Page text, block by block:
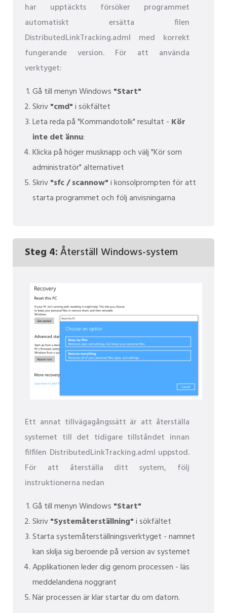
har upptäckts försöker programmet
automatiskt ersätta filen
DistributedLinkTracking.adml med korrekt
fungerande version. För att använda
verktyget:
Gå till menyn Windows "Start"
Skriv"cmd"i sökfältet
Leta reda på "Kommandotolk" resultat - Kör
inte det ännu:
Klicka på höger musknapp och välj "Kör som
administratör" alternativet
Skriv"sfc / scannow"i konsolprompten för att
starta programmet och följ anvisningarna
Steg 4:Återställ Windows-system
Ett annat tillvägagångssätt är att återställa
systemet till det tidigare tillståndet innan
filfilen DistributedLinkTracking.adml uppstod.
För att återställa ditt system, följ
instruktionerna nedan
Gå till menyn Windows "Start"
Skriv"Systemåterställning"i sökfältet
Starta systemåterställningsverktyget - namnet
kan skilja sig beroende på version av systemet
Applikationen leder dig genom processen - läs
meddelandena noggrant
När processen är klar startar du om datorn.